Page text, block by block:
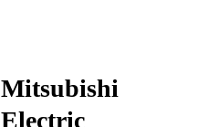
Mitsubishi
Electric